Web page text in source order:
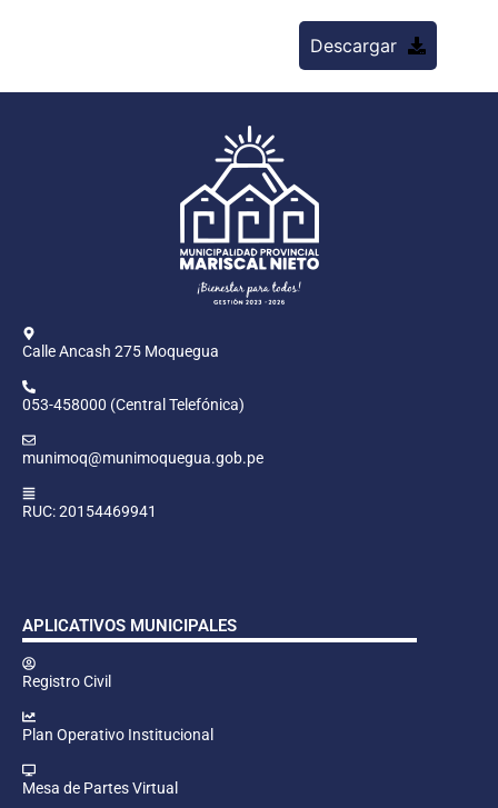
Descargar
Calle Ancash 275 Moquegua
053-458000 (Central Telefónica)
munimoq@munimoquegua.gob.pe
RUC: 20154469941
APLICATIVOS MUNICIPALES
Registro Civil
Plan Operativo Institucional
Mesa de Partes Virtual